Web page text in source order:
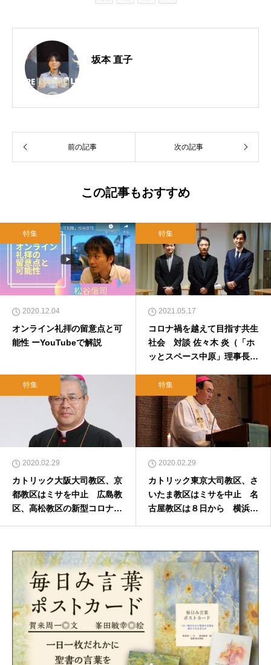
坂本 直子
前の記事 次の記事
この記事もおすすめ
特集
2020.12.04
オンライン礼拝の留意点と可
能性 ーYouTubeで解説
特集
2021.05.17
コロナ禍を越えて目指す共生
社会 対談 佐々木 炎（「ホ
ッとスペース中原」理事長）
野・浅草教会主任司祭）
特集
2020.02.29
カトリック大阪大司教区、京
都教区はミサを中止 広島教
区、高松教区の新型コロナ・
特集
2020.02.29
カトリック東京大司教区、さ
いたま教区はミサを中止 名
古屋教区は８日から 横浜教